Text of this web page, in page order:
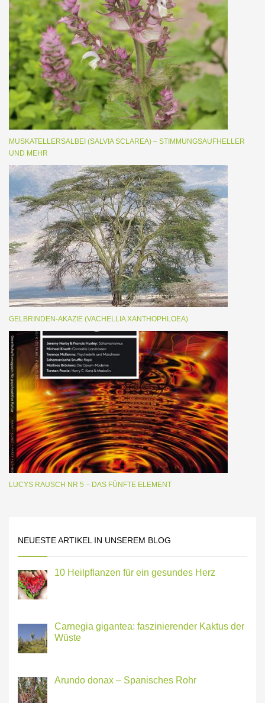
MUSKATELLERSALBEI (SALVIA SCLAREA) – STIMMUNGSAUFHELLER
UND MEHR
GELBRINDEN-AKAZIE (VACHELLIA XANTHOPHLOEA)
LUCYS RAUSCH NR 5 – DAS FÜNFTE ELEMENT
NEUESTE ARTIKEL IN UNSEREM BLOG
10 Heilpflanzen für ein gesundes Herz
Carnegia gigantea: faszinierender Kaktus der
Wüste
Arundo donax – Spanisches Rohr